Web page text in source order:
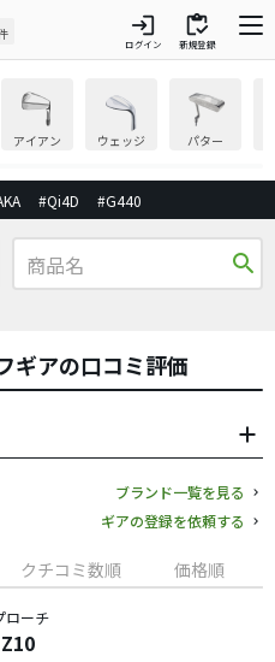
login
ログイン
inventory
新規登録
アイアン ウェッジ パター
#Qi4D #G440
search
ギアの口コミ評価
ブランド一覧を見る
ギアの登録を依頼する
クチコミ数順 価格順
ローチ